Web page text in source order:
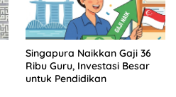
Singapura Naikkan Gaji 36
Ribu Guru, Investasi Besar
untuk Pendidikan